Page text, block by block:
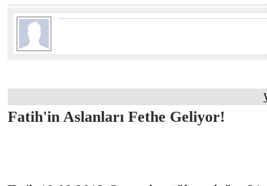
Fatih'in Aslanları Fethe Geliyor!